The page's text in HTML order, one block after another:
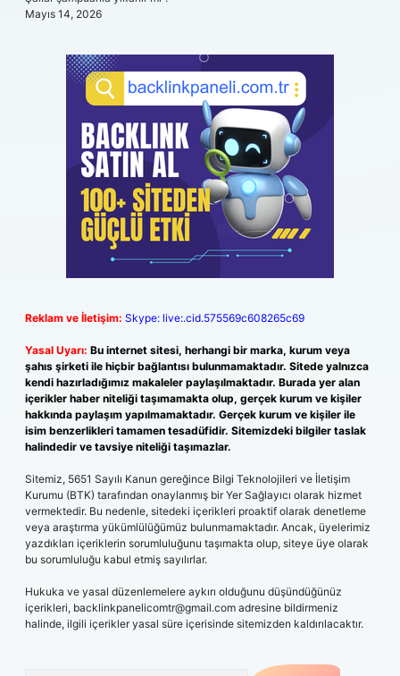
Mayıs 14, 2026
Reklam ve İletişim: Skype: live:.cid.575569c608265c69
Yasal Uyarı: Bu internet sitesi, herhangi bir marka, kurum veya
şahıs şirketi ile hiçbir bağlantısı bulunmamaktadır. Sitede yalnızca
kendi hazırladığımız makaleler paylaşılmaktadır. Burada yer alan
içerikler haber niteliği taşımamakta olup, gerçek kurum ve kişiler
hakkında paylaşım yapılmamaktadır. Gerçek kurum ve kişiler ile
isim benzerlikleri tamamen tesadüfidir. Sitemizdeki bilgiler taslak
halindedir ve tavsiye niteliği taşımazlar.
Sitemiz, 5651 Sayılı Kanun gereğince Bilgi Teknolojileri ve İletişim
Kurumu (BTK) tarafından onaylanmış bir Yer Sağlayıcı olarak hizmet
vermektedir. Bu nedenle, sitedeki içerikleri proaktif olarak denetleme
veya araştırma yükümlülüğümüz bulunmamaktadır. Ancak, üyelerimiz
yazdıkları içeriklerin sorumluluğunu taşımakta olup, siteye üye olarak
bu sorumluluğu kabul etmiş sayılırlar.
Hukuka ve yasal düzenlemelere aykırı olduğunu düşündüğünüz
içerikleri, backlinkpanelicomtr@gmail.com adresine bildirmeniz
halinde, ilgili içerikler yasal süre içerisinde sitemizden kaldırılacaktır.